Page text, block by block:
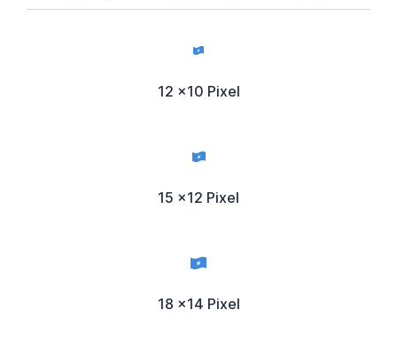
12 x10 Pixel
15 x12 Pixel
18 x14 Pixel